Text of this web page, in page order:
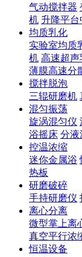
气动搅拌器
机 升降平
均质乳化
实验室均质
机 高速超声
薄膜高速分
搅拌脱泡
三辊研磨机
混匀振荡
旋涡混匀仪
浴摇床 分液
控温浓缩
迷你金属浴
热板
研磨破碎
手持研磨仪
离心分离
微型掌上离
真空平行浓
恒温设备